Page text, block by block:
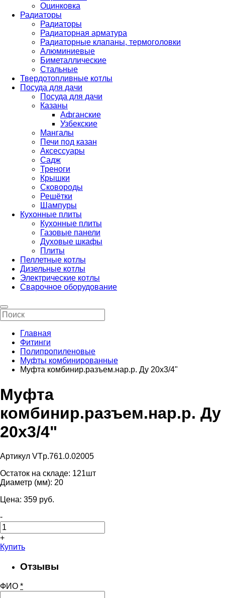
Оцинковка
Радиаторы
Радиаторы
Радиаторная арматура
Радиаторные клапаны, термоголовки
Алюминиевые
Биметаллические
Стальные
Твердотопливные котлы
Посуда для дачи
Посуда для дачи
Казаны
Афганские
Узбекские
Мангалы
Печи под казан
Аксессуары
Садж
Треноги
Крышки
Сковороды
Решётки
Шампуры
Кухонные плиты
Кухонные плиты
Газовые панели
Духовые шкафы
Плиты
Пеллетные котлы
Дизельные котлы
Электрические котлы
Сварочное оборудование
Главная
Фитинги
Полипропиленовые
Муфты комбинированные
Муфта комбинир.разъем.нар.р. Ду 20х3/4"
Муфта
комбинир.разъем.нар.р. Ду
20х3/4"
Артикул VTp.761.0.02005
Остаток на складе: 121шт
Диаметр (мм): 20
Цена: 359 pуб.
-
+
Купить
Отзывы
ФИО *